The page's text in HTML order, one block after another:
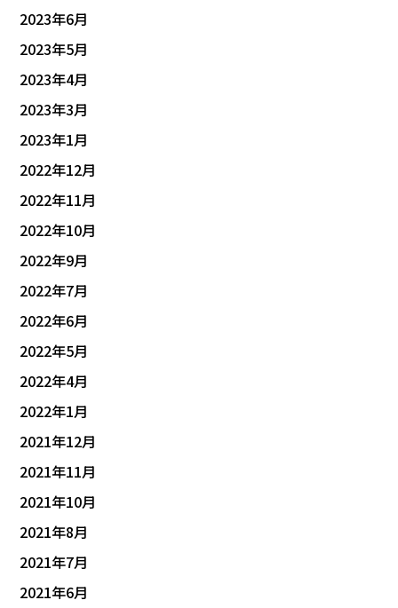
2023年6月
2023年5月
2023年4月
2023年3月
2023年1月
2022年12月
2022年11月
2022年10月
2022年9月
2022年7月
2022年6月
2022年5月
2022年4月
2022年1月
2021年12月
2021年11月
2021年10月
2021年8月
2021年7月
2021年6月